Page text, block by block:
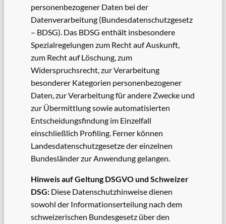
personenbezogener Daten bei der
Datenverarbeitung (Bundesdatenschutzgesetz
– BDSG). Das BDSG enthält insbesondere
Spezialregelungen zum Recht auf Auskunft,
zum Recht auf Löschung, zum
Widerspruchsrecht, zur Verarbeitung
besonderer Kategorien personenbezogener
Daten, zur Verarbeitung für andere Zwecke und
zur Übermittlung sowie automatisierten
Entscheidungsfindung im Einzelfall
einschließlich Profiling. Ferner können
Landesdatenschutzgesetze der einzelnen
Bundesländer zur Anwendung gelangen.
Hinweis auf Geltung DSGVO und Schweizer
DSG: Diese Datenschutzhinweise dienen
sowohl der Informationserteilung nach dem
schweizerischen Bundesgesetz über den